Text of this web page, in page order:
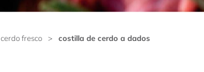
cerdo fresco > costilla de cerdo a dados